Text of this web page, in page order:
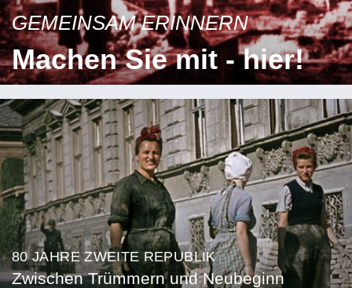
GEMEINSAM ERINNERN
Machen Sie mit - hier!
80 JAHRE ZWEITE REPUBLIK
Zwischen Trümmern und Neubeginn